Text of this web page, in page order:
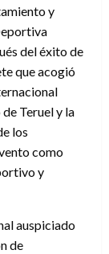
y
del éxito de
que acogió
Teruel y la
los
como
y
auspiciado
de